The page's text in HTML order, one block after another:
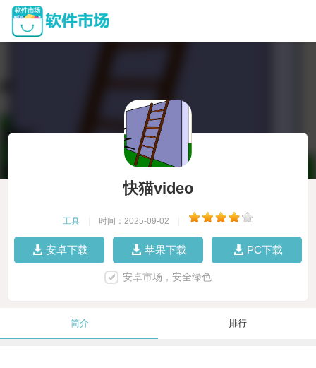
快猫video
工具 时间：2025-09-02
安卓下载 苹果下载 PC下载
安卓市场，安全绿色
简介 排行